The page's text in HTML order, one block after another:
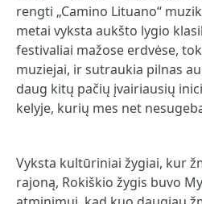
rengti „Camino Lituano“
metai vyksta aukšto lygio
festivaliai mažose erdvėse,
muziejai, ir sutraukia pilnas
daug kitų pačių įvairiausių
kelyje, kurių mes net
Vyksta kultūriniai žygiai, kur
rajoną, Rokiškio žygis buvo